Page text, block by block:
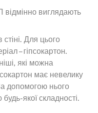
відмінно виглядають
Для цього
– гіпсокартон.
які можна
має невелику
допомогою нього
якої складності.